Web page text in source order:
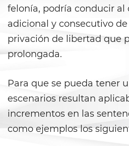
Delitos de Drogas
Fabricación
Posesión de
Posesión De
felonía, podría conducir
adicional y consecutivo
privación de libertad que
prolongada.
Para que se pueda tener
escenarios resultan
incrementos en las
como ejemplos los